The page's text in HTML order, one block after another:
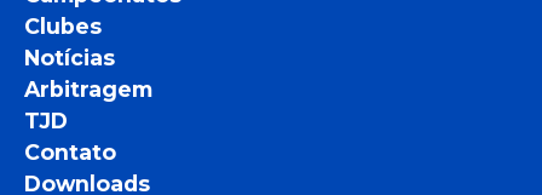
Clubes
Notícias
Arbitragem
TJD
Contato
Downloads